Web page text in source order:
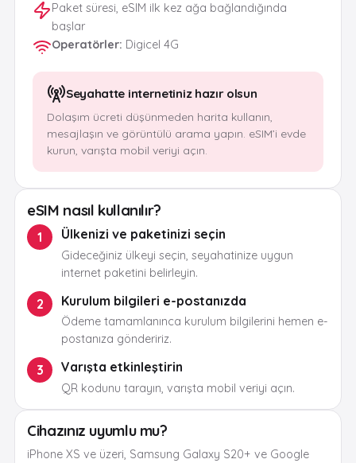
Paket süresi, eSIM ilk kez ağa bağlandığında
başlar
Operatörler: Digicel 4G
Seyahatte internetiniz hazır olsun
Dolaşım ücreti düşünmeden harita kullanın,
mesajlaşın ve görüntülü arama yapın. eSIM’i evde
kurun, varışta mobil veriyi açın.
eSIM nasıl kullanılır?
1 Ülkenizi ve paketinizi seçin
Gideceğiniz ülkeyi seçin, seyahatinize uygun
internet paketini belirleyin.
2 Kurulum bilgileri e-postanızda
Ödeme tamamlanınca kurulum bilgilerini hemen e-
postanıza göndeririz.
3 Varışta etkinleştirin
QR kodunu tarayın, varışta mobil veriyi açın.
Cihazınız uyumlu mu?
iPhone XS ve üzeri, Samsung Galaxy S20+ ve Google